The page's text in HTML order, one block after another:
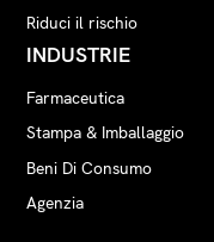
Riduci il rischio
INDUSTRIE
Farmaceutica
Stampa & Imballaggio
Beni Di Consumo
Agenzia